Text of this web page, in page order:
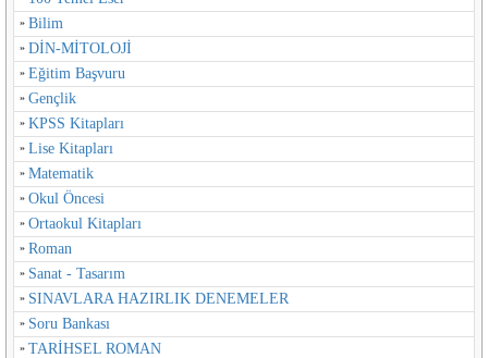
Bilim
DİN-MİTOLOJİ
Eğitim Başvuru
Gençlik
KPSS Kitapları
Lise Kitapları
Matematik
Okul Öncesi
Ortaokul Kitapları
Roman
Sanat - Tasarım
SINAVLARA HAZIRLIK DENEMELER
Soru Bankası
TARİHSEL ROMAN